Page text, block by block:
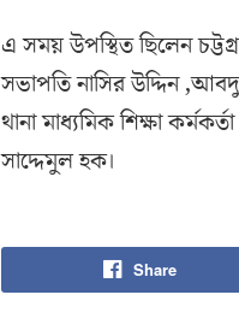
এ সময় উপস্থিত ছিলেন
সভাপতি নাসির উদ্দিন
থানা মাধ্যমিক শিক্ষা
সাদ্দেমুল হক।
Share